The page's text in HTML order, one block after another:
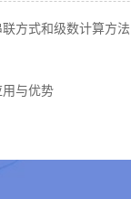
方式和级数计算方法
与优势